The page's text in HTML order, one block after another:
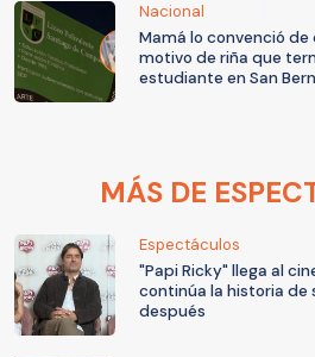
Nacional
Mamá lo convenció de
motivo de riña que
estudiante en San
MÁS DE
Espectáculos
"Papi Ricky" llega al
continúa la historia de
después